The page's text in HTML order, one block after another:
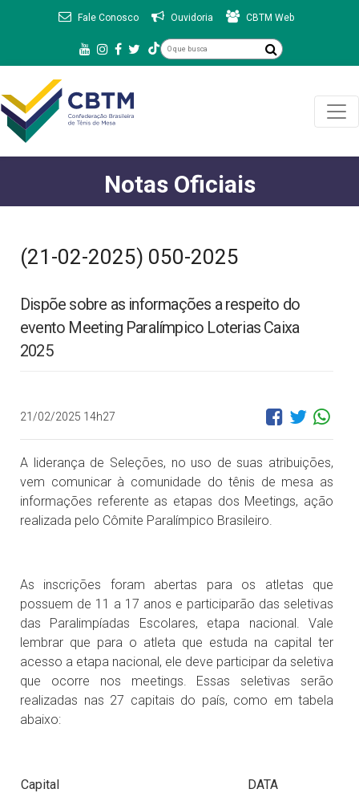
Fale Conosco Ouvidoria CBTM Web
Notas Oficiais
(21-02-2025) 050-2025
Dispõe sobre as informações a respeito do
evento Meeting Paralímpico Loterias Caixa
2025
21/02/2025 14h27
A liderança de Seleções, no uso de suas atribuições,
vem comunicar à comunidade do tênis de mesa as
informações referente as etapas dos Meetings, ação
realizada pelo Cômite Paralímpico Brasileiro.
As inscrições foram abertas para os atletas que
possuem de 11 a 17 anos e participarão das seletivas
das Paralimpíadas Escolares, etapa nacional. Vale
lembrar que para o atleta que estuda na capital ter
acesso a etapa nacional, ele deve participar da seletiva
que ocorre nos meetings. Essas seletivas serão
realizadas nas 27 capitais do país, como em tabela
abaixo:
Capital DATA